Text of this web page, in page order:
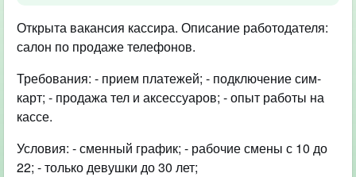
Открыта вакансия кассира. Описание работодателя:
салон по продаже телефонов.
Требования: - прием платежей; - подключение сим-
карт; - продажа тел и аксессуаров; - опыт работы на
кассе.
Условия: - сменный график; - рабочие смены с 10 до
22; - только девушки до 30 лет;